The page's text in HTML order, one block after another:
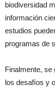
biodiversidad
información
estudios
programas de
Finalmente, se
los desafíos y